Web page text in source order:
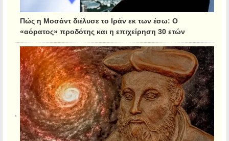
Πώς η Μοσάντ διέλυσε το Ιράν εκ των έσω: Ο
«αόρατος» προδότης και η επιχείρηση 30 ετών